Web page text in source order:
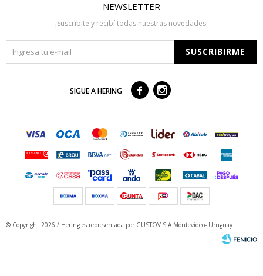
NEWSLETTER
¡Suscribite y recibí todas nuestras novedades!
SUSCRIBIRME
SIGUE A HERING  
© Copyright 2026 / Hering es representada por GUSTOV S.A Montevideo- Uruguay